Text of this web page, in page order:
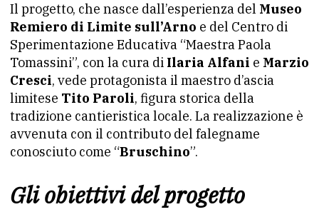
Il progetto, che nasce dall’esperienza del Museo
Remiero di Limite sull’Arno e del Centro di
Sperimentazione Educativa “Maestra Paola
Tomassini”, con la cura di Ilaria Alfani e Marzio
Cresci, vede protagonista il maestro d’ascia
limitese Tito Paroli, figura storica della
tradizione cantieristica locale. La realizzazione è
avvenuta con il contributo del falegname
conosciuto come “Bruschino”.
Gli obiettivi del progetto